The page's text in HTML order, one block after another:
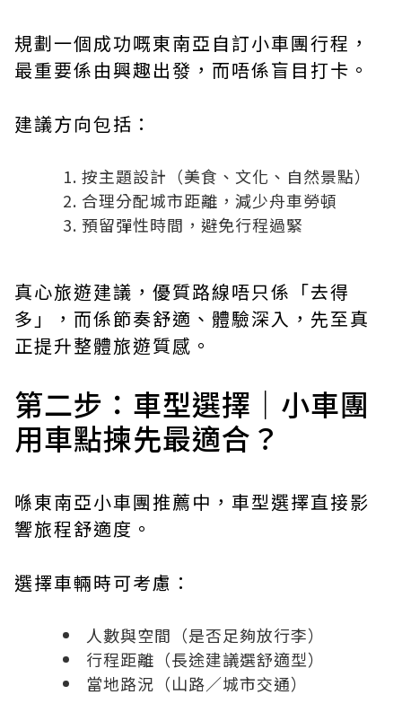
規劃一個成功嘅東南亞自訂小車團行程，
最重要係由興趣出發，而唔係盲目打卡。
建議方向包括：
按主題設計（美食、文化、自然景點）
合理分配城市距離，減少舟車勞頓
預留彈性時間，避免行程過緊
真心旅遊建議，優質路線唔只係「去得
多」，而係節奏舒適、體驗深入，先至真
正提升整體旅遊質感。
第二步：車型選擇｜小車團
用車點揀先最適合？
喺東南亞小車團推薦中，車型選擇直接影
響旅程舒適度。
選擇車輛時可考慮：
人數與空間（是否足夠放行李）
行程距離（長途建議選舒適型）
當地路況（山路／城市交通）